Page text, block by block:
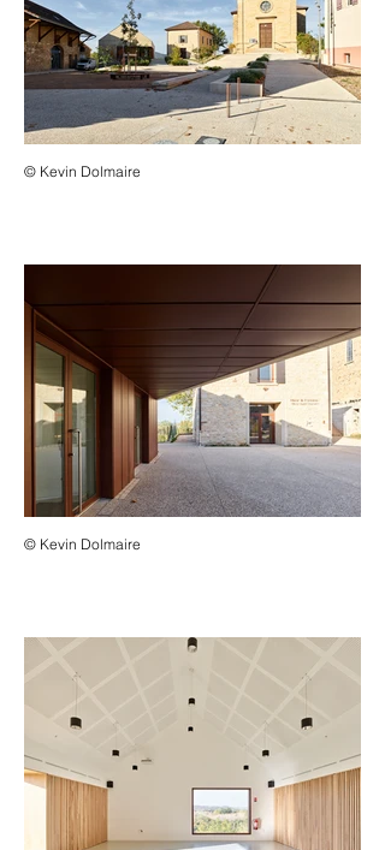
© Kevin Dolmaire
© Kevin Dolmaire